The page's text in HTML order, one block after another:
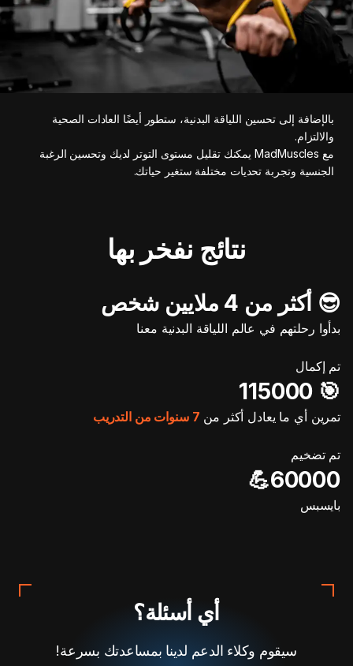
بالإضافة إلى تحسين اللياقة البدنية، ستطور أيضًا العادات الصحية
والالتزام.
مع MadMuscles يمكنك تقليل مستوى التوتر لديك وتحسين الرغبة
الجنسية وتجربة تحديات مختلفة ستغير حياتك.
نتائج نفخر بها
😎 أكثر من 4 ملايين شخص
بدأوا رحلتهم في عالم اللياقة البدنية معنا
تم إكمال
🎯️ 115000
تمرين أي ما يعادل أكثر من 7 سنوات من التدريب
تم تضخيم
60000💪
بايسبس
أي أسئلة؟
سيقوم وكلاء الدعم لدينا بمساعدتك بسرعة!